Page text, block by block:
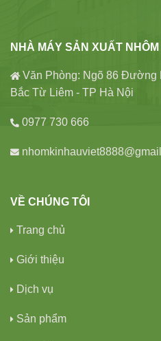
NHÀ MÁY SẢN XUẤT
Văn Phòng: Ngõ 86 Đường
Bắc Từ Liêm - TP Hà Nội
0977 730 666
VỀ CHÚNG TÔI
Trang chủ
Giới thiệu
Dịch vụ
Sản phẩm